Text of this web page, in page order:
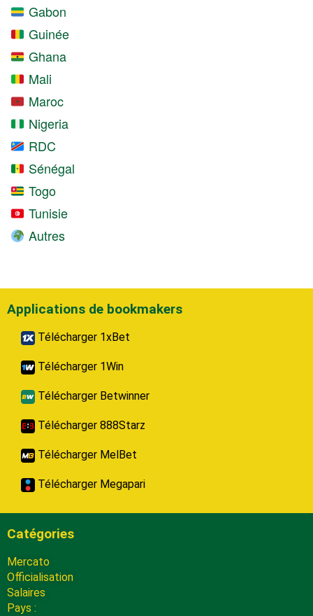
Gabon
Guinée
Ghana
Mali
Maroc
Nigeria
RDC
Sénégal
Togo
Tunisie
Autres
Applications de bookmakers
Télécharger 1xBet
Télécharger 1Win
Télécharger Betwinner
Télécharger 888Starz
Télécharger MelBet
Télécharger Megapari
Catégories
Mercato
Officialisation
Salaires
Pays :